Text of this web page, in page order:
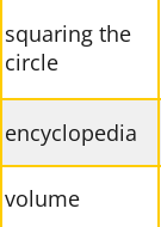
squaring the
circle
encyclopedia
volume